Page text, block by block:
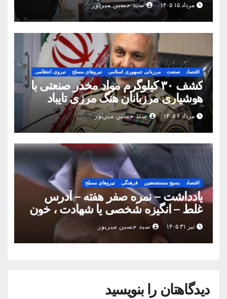
مرداد ۱۵ ۱۴۰۵ سید حسین میرپور
اقتصاد صنعت مرزبانی جمهوری اسلامی نیروهای مسلح نیروی انتظامی
کشف ۳۰ کیلوگرم مواد مخدر صنعتی با
هوشیاری مرزبانان هنگ مرزی تایباد
مرداد ۶ ۱۴۰۵ سید حسین میرپور
اقتصاد بسیج مستضعفین فرهنگی نیروهای مسلح
یادداشت – نمره صفر هفته – آدرس
غلط – انگیزه شخصی یا شهادت ، خون
شهدای امنیت پایمال نمی شود
تیر ۳۱ ۱۴۰۵ سید حسین میرپور
دیدگاهتان را بنویسید